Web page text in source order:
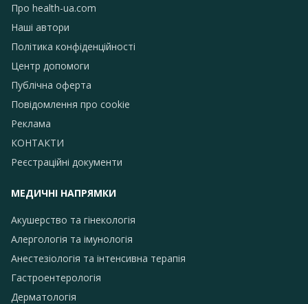
Про health-ua.com
Наші автори
Політика конфіденційності
Центр допомоги
Публічна оферта
Повідомлення про сookie
Реклама
КОНТАКТИ
Реєстраційні документи
МЕДИЧНІ НАПРЯМКИ
Акушерство та гінекологія
Алергологія та імунологія
Анестезіологія та інтенсивна терапія
Гастроентерологія
Дерматологія